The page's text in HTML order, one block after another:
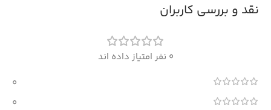
نقد و بررسی کاربران
0 نفر امتیاز داده اند
0
0